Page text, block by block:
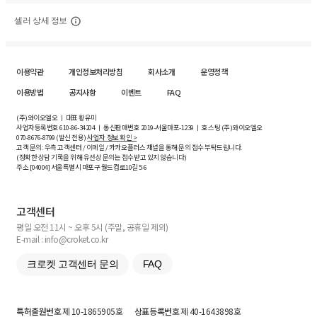
셀러 상세 정보
이용약관 개인정보처리방침 회사소개
운영정책
이용방법
공지사항 이벤트 FAQ
(주)와이오엘오 ㅣ 대표 황유미
사업자등록번호610-86-34204ㅣ 통신판매번호 2019-서울마포-1239 ㅣ 호스팅 (주)와이오엘오
070-8676-8799 (발신 전용)사업자 정보 확인 >
고객 문의: 우측 고객센터 / 이메일 / 카카오플러스 채널을 통해 문의 접수 부탁드립니다.
(정확한 상담 기록을 위해 유선상 문의는 접수받고 있지 않습니다)
주소 [04004] 서울특별시 마포구 월드컵로10길5-6
고객센터
평일 오전 11시 ~ 오후 5시 (주말, 공휴일 제외)
E-mail : info@croket.co.kr
크로켓 고객센터 문의 FAQ
특허출원번호제 10-1865905호 상표등록번호제 40-1643898호